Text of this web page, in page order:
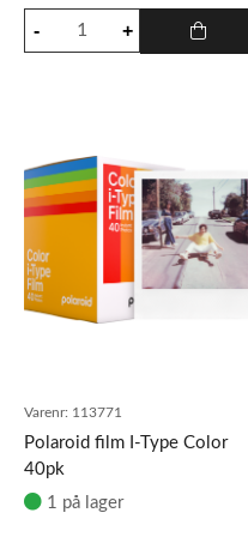
Varenr: 113771
Polaroid film I-Type Color
40pk
1 på lager